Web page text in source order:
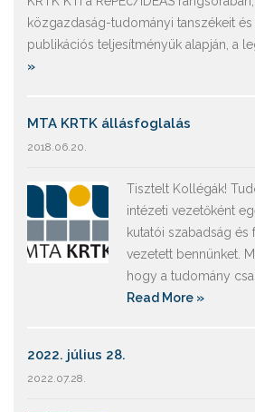
közgazdaság-tudományi tanszékeit
publikációs teljesítményük alapján, a
»
MTA KRTK állásfoglalás
2018.06.20.
Tisztelt Kollégák!
intézeti vezetőként
kutatói szabadság
vezetett bennünket.
hogy a tudomány
Read More »
2022. július 28.
2022.07.28.